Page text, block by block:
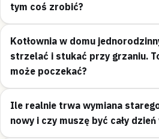
tym coś zrobić?
Kotłownia w domu
strzelać i stukać przy grzaniu.
może poczekać?
Ile realnie trwa wymiana
nowy i czy muszę być cały dzień